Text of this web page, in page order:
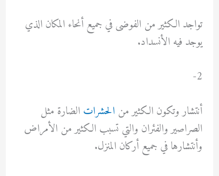
تواجد الكثير من الفوضى في جميع أنحاء المكان الذي
يوجد فيه الأنسداد.
2-
أنتشار وتكون الكثير من الحشرات الضارة مثل
الصراصير والفئران والتي تسبب الكثير من الأمراض
وأنتشارها في جميع أركان المنزل.